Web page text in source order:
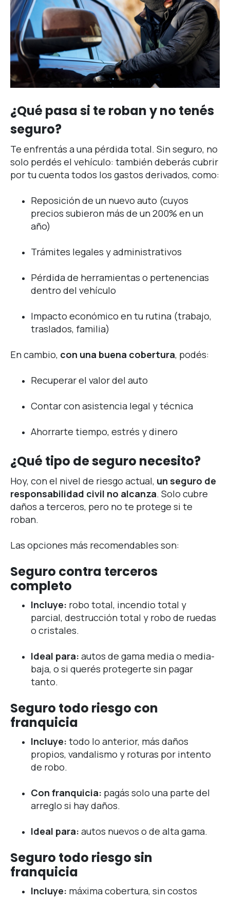
¿Qué pasa si te roban y no tenés
seguro?
Te enfrentás a una pérdida total. Sin seguro, no
solo perdés el vehículo: también deberás cubrir
por tu cuenta todos los gastos derivados, como:
Reposición de un nuevo auto (cuyos
precios subieron más de un 200% en un
año)
Trámites legales y administrativos
Pérdida de herramientas o pertenencias
dentro del vehículo
Impacto económico en tu rutina (trabajo,
traslados, familia)
En cambio, con una buena cobertura, podés:
Recuperar el valor del auto
Contar con asistencia legal y técnica
Ahorrarte tiempo, estrés y dinero
¿Qué tipo de seguro necesito?
Hoy, con el nivel de riesgo actual, un seguro de
responsabilidad civil no alcanza. Solo cubre
daños a terceros, pero no te protege si te
roban.
Las opciones más recomendables son:
Seguro contra terceros
completo
Incluye: robo total, incendio total y
parcial, destrucción total y robo de ruedas
o cristales.
Ideal para: autos de gama media o media-
baja, o si querés protegerte sin pagar
tanto.
Seguro todo riesgo con
franquicia
Incluye: todo lo anterior, más daños
propios, vandalismo y roturas por intento
de robo.
Con franquicia: pagás solo una parte del
arreglo si hay daños.
Ideal para: autos nuevos o de alta gama.
Seguro todo riesgo sin
franquicia
Incluye: máxima cobertura, sin costos